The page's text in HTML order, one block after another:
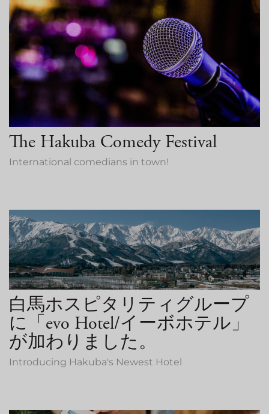
The Hakuba Comedy Festival
International comedians in town!
白馬ホスピタリティグループ
に「evo Hotel/イーボホテル」
が加わりました。
Introducing Hakuba's Newest Hotel